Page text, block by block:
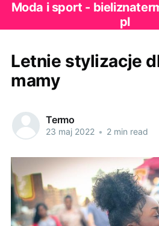
Moda i sport -
pl
Letnie stylizacje
mamy
Termo
23 maj 2022 • 2 min read